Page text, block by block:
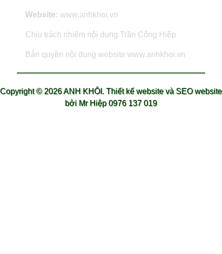
Website: www.anhkhoi.vn
Chịu trách nhiệm nội dung Trần Công Hiệp
Bản quyền nội dung website www.anhkhoi.vn
Copyright © 2026 ANH KHÔI. Thiết kế website và SEO website
bởi Mr Hiệp 0976 137 019